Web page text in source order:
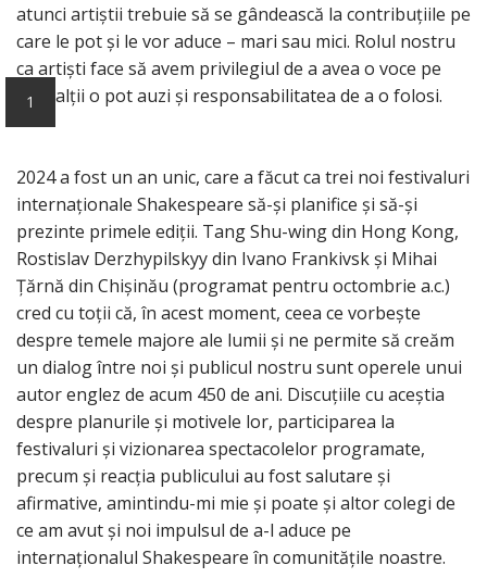
atunci artiștii trebuie să se gândească la contribuțiile pe
care le pot și le vor aduce – mari sau mici. Rolul nostru
ca artiști face să avem privilegiul de a avea o voce pe
care alții o pot auzi și responsabilitatea de a o folosi.
1
2024 a fost un an unic, care a făcut ca trei noi festivaluri
internaționale Shakespeare să-și planifice și să-şi
prezinte primele ediții. Tang Shu-wing din Hong Kong,
Rostislav Derzhypilskyy din Ivano Frankivsk și Mihai
Țărnă din Chișinău (programat pentru octombrie a.c.)
cred cu toții că, în acest moment, ceea ce vorbește
despre temele majore ale lumii și ne permite să creăm
un dialog între noi și publicul nostru sunt operele unui
autor englez de acum 450 de ani. Discuțiile cu aceștia
despre planurile și motivele lor, participarea la
festivaluri și vizionarea spectacolelor programate,
precum și reacția publicului au fost salutare și
afirmative, amintindu-mi mie și poate și altor colegi de
ce am avut și noi impulsul de a-l aduce pe
internaționalul Shakespeare în comunitățile noastre.